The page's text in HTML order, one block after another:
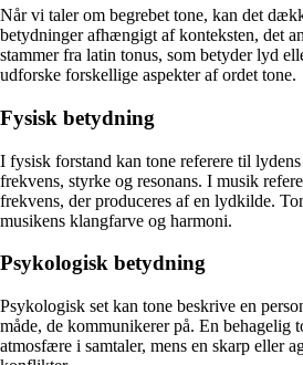
Når vi taler om begrebet tone, kan det
betydninger afhængigt af konteksten, det
stammer fra latin tonus, som betyder lyd
udforske forskellige aspekter af ordet tone.
Fysisk betydning
I fysisk forstand kan tone referere til
frekvens, styrke og resonans. I musik
frekvens, der produceres af en lydkilde.
musikens klangfarve og harmoni.
Psykologisk betydning
Psykologisk set kan tone beskrive en
måde, de kommunikerer på. En behagelig
atmosfære i samtaler, mens en skarp eller